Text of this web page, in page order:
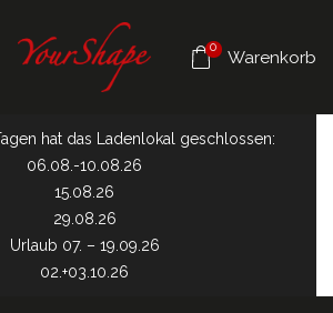
0
Warenkorb
hat das Ladenlokal geschlossen:
06.08.-10.08.26
15.08.26
29.08.26
Urlaub 07. – 19.09.26
02.+03.10.26